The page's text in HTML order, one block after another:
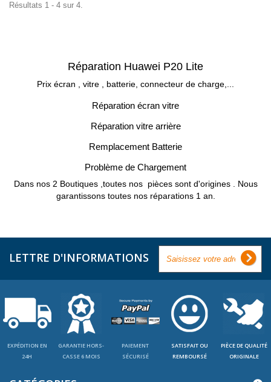
Résultats 1 - 4 sur 4.
Réparation Huawei P20 Lite
Prix écran , vitre , batterie, connecteur de charge,...
Réparation écran vitre
Réparation vitre arrière
Remplacement Batterie
Problème de Chargement
Dans nos 2 Boutiques ,toutes nos pièces sont d'origines . Nous
garantissons toutes nos réparations 1 an.
LETTRE D'INFORMATIONS
EXPÉDITION EN
24H
GARANTIE HORS-
CASSE 6 MOIS
PAIEMENT
SÉCURISÉ
SATISFAIT OU
REMBOURSÉ
PIÈCE DE QUALITÉ
ORIGINALE